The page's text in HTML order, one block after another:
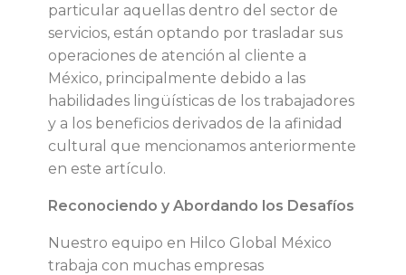
a
s
e
m
p
particular aquellas dentro del sector de
servicios, están optando por trasladar sus
operaciones de atención al cliente a
México, principalmente debido a las
habilidades lingüísticas de los trabajadores
y a los beneficios derivados de la afinidad
cultural que mencionamos anteriormente
en este artículo.
Reconociendo y Abordando los Desafíos
Nuestro equipo en Hilco Global México
trabaja con muchas empresas